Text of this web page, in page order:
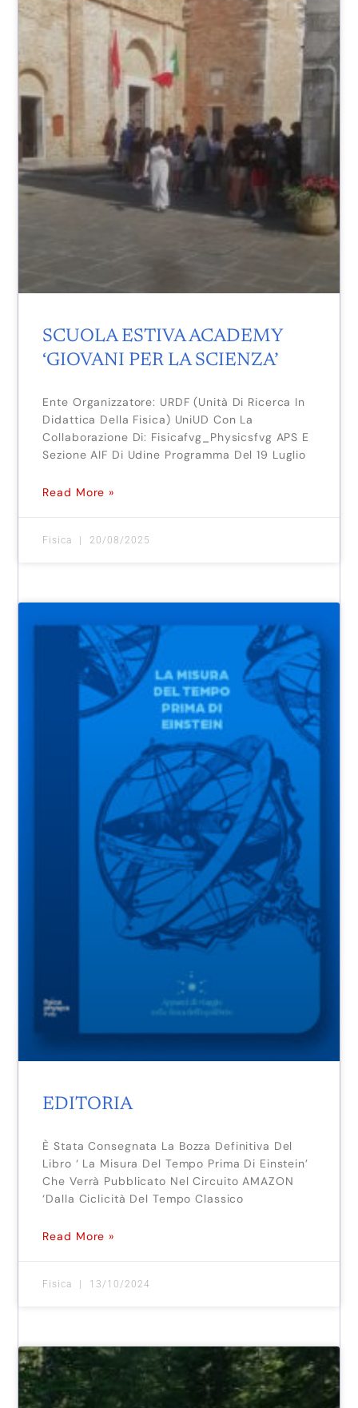
SCUOLA ESTIVA ACADEMY
‘GIOVANI PER LA SCIENZA’
Ente Organizzatore: URDF (Unità Di Ricerca In
Didattica Della Fisica) UniUD Con La
Collaborazione Di: Fisicafvg_Physicsfvg APS E
Sezione AIF Di Udine Programma Del 19 Luglio
Read More »
Fisica 20/08/2025
EDITORIA
È Stata Consegnata La Bozza Definitiva Del
Libro ‘ La Misura Del Tempo Prima Di Einstein’
Che Verrà Pubblicato Nel Circuito AMAZON
‘Dalla Ciclicità Del Tempo Classico
Read More »
Fisica 13/10/2024